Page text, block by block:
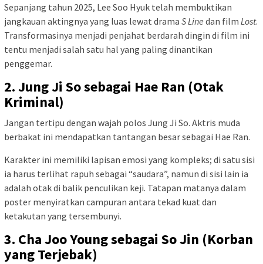
Sepanjang tahun 2025, Lee Soo Hyuk telah membuktikan
jangkauan aktingnya yang luas lewat drama S Line dan film Lost.
Transformasinya menjadi penjahat berdarah dingin di film ini
tentu menjadi salah satu hal yang paling dinantikan
penggemar.
2. Jung Ji So sebagai Hae Ran (Otak
Kriminal)
Jangan tertipu dengan wajah polos Jung Ji So. Aktris muda
berbakat ini mendapatkan tantangan besar sebagai Hae Ran.
Karakter ini memiliki lapisan emosi yang kompleks; di satu sisi
ia harus terlihat rapuh sebagai “saudara”, namun di sisi lain ia
adalah otak di balik penculikan keji. Tatapan matanya dalam
poster menyiratkan campuran antara tekad kuat dan
ketakutan yang tersembunyi.
3. Cha Joo Young sebagai So Jin (Korban
yang Terjebak)